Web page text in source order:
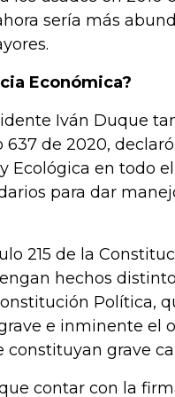
sería más
Económica?
Iván Duque
de 2020,
Ecológica en todo
para dar
215 de la
hechos
Política,
e inminente el
constituyan grave
contar con la